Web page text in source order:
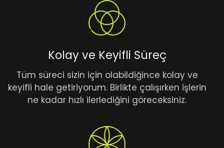
Kolay ve Keyifli Süreç
Tüm süreci sizin için olabildiğince kolay ve
keyifli hale getiriyorum. Birlikte çalışırken işlerin
ne kadar hızlı ilerlediğini göreceksiniz.